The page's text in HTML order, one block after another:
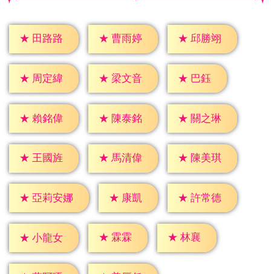
★ 田路路 ★ 曹雨婷 ★ 邱勝翊
★ 周定緯 ★ 梁文音 ★ 巴鈺
★ 賴銘偉 ★ 陳泰銘 ★ 關之琳
★ 王國旌 ★ 馬清偉 ★ 陳美琪
★ 亞莉安娜 ★ 康凱 ★ 許常德
★ 小龍女 ★ 霖霖 ★ 林襄